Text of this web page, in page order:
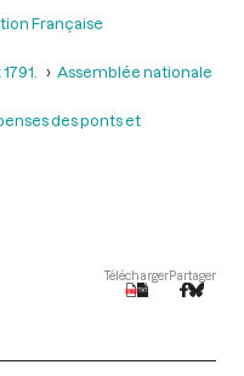
Française
Assemblée nationale
des ponts et
TéléchargerPartager